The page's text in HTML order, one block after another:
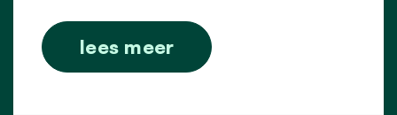
lees meer